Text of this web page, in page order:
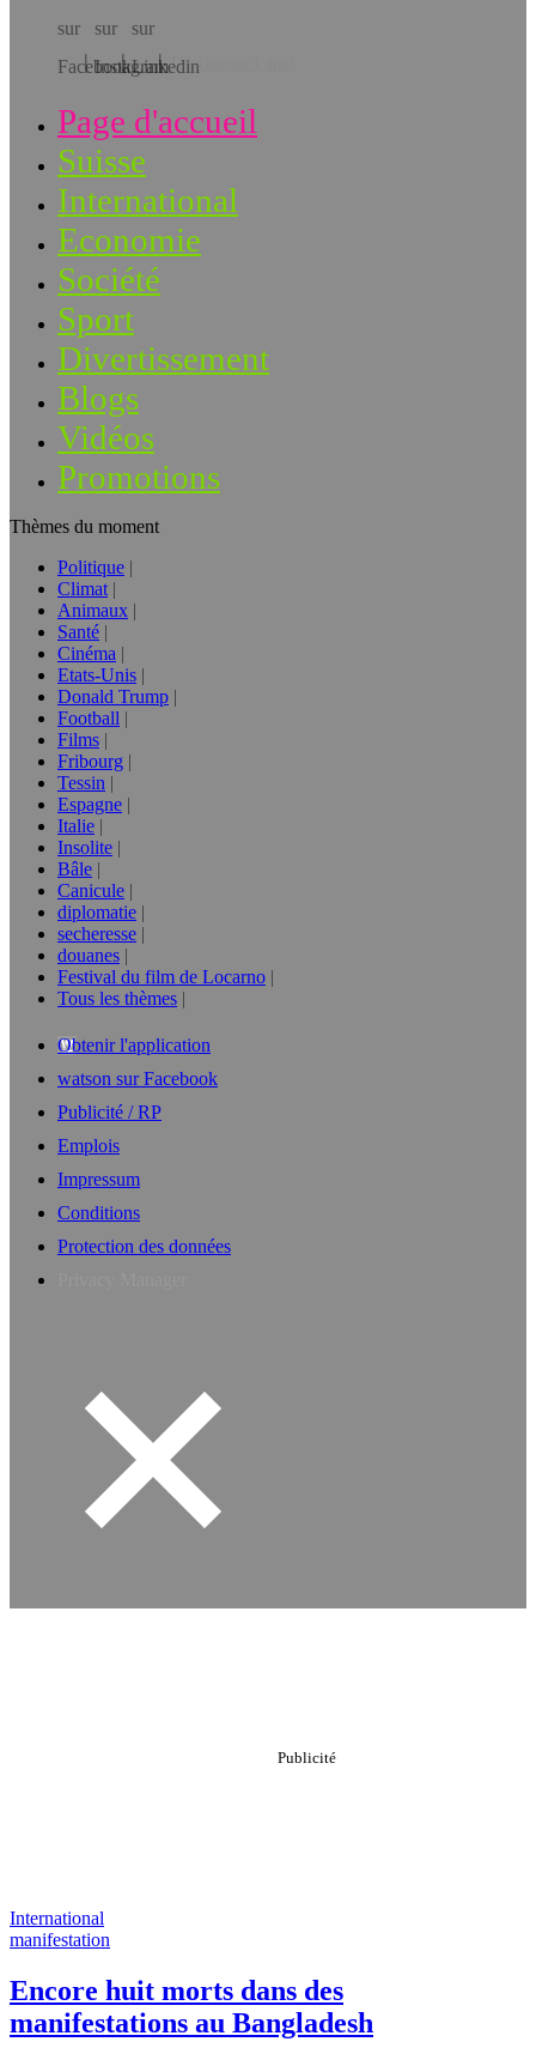
Téléchargez l’app!
Page d'accueil
Suisse
International
Economie
Société
Sport
Divertissement
Blogs
Vidéos
Promotions
Thèmes du moment
Politique
Climat
Animaux
Santé
Cinéma
Etats-Unis
Donald Trump
Football
Films
Fribourg
Tessin
Espagne
Italie
Insolite
Bâle
Canicule
diplomatie
secheresse
douanes
Festival du film de Locarno
Tous les thèmes
Obtenir l'application
watson sur Facebook
Publicité / RP
Emplois
Impressum
Conditions
Protection des données
International
manifestation
Encore huit morts dans des
manifestations au Bangladesh